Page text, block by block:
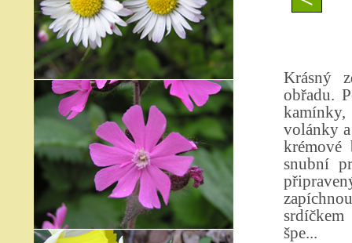
Krásný
obřadu.
kamínky,
volánky
krémové
snubní
špe...